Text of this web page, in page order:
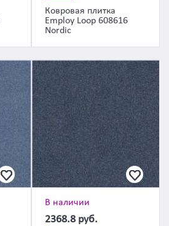
Ковровая плитка
Employ Loop 608616
Nordic
В наличии
2368.8 руб.